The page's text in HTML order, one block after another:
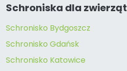
Schroniska dla zwierząt
Schronisko Bydgoszcz
Schronisko Gdańsk
Schronisko Katowice